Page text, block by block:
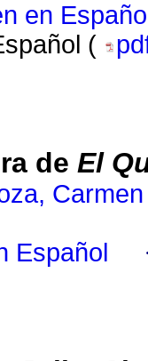
en
(
de El
Español